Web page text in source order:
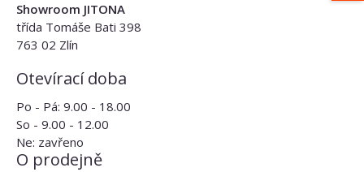
Showroom JITONA
třída Tomáše Bati 398
763 02 Zlín
Otevírací doba
Po - Pá: 9.00 - 18.00
So - 9.00 - 12.00
Ne: zavřeno
O prodejně